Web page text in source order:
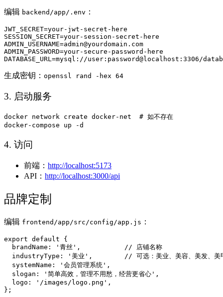
编辑 backend/app/.env ：
JWT_SECRET=your-jwt-secret-here
SESSION_SECRET=your-session-secret-here
ADMIN_USERNAME=admin@yourdomain.com
ADMIN_PASSWORD=your-secure-password-here
生成密钥： openssl rand -hex 64
3. 启动服务
docker network create docker-net  # 如不存在
4. 访问
前端： http://localhost:5173
API： http://localhost:3000/api
品牌定制
编辑 frontend/app/src/config/app.js ：
export default {
  brandName: '青丝',           // 店铺名称
industryType: '美业',        // 可选：美业、美容、美发、美
  systemName: '会员管理系统',
  slogan: '简单高效，管理不用愁，经营更省心',
  logo: '/images/logo.png',